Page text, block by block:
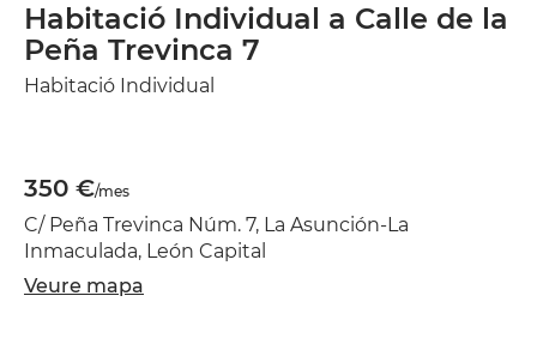
Habitació Individual a Calle de la
Peña Trevinca 7
Habitació Individual
350 €/mes
C/ Peña Trevinca Núm. 7, La Asunción-La
Inmaculada, León Capital
Veure mapa